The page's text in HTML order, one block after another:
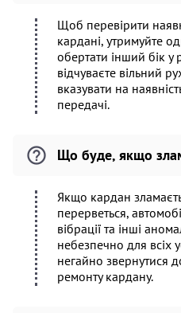
Щоб перевірити
кардані, утримуйте
обертати інший бік
відчуваєте вільний
вказувати на
передачі.
Що буде, якщо
Якщо кардан
перерветься,
вібрації та інші
небезпечно для всіх
негайно звернутися
ремонту кардану.